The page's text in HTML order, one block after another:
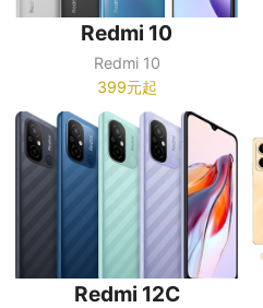
Redmi 10
Redmi 10
399元起
Redmi 12C